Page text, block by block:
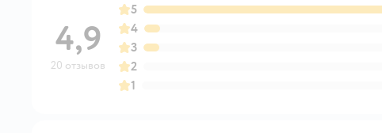
4,9
20 отзывов
5
4
3
2
1